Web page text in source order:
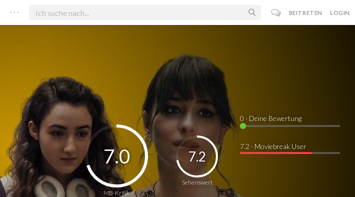
. . . BEITRETEN LOGIN
MB-Kritik
7.0
Sehenswert
7.2
0 · Deine Bewertung
7.2 · Moviebreak User